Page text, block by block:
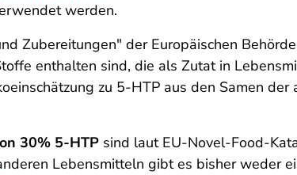
werden.
Zubereitungen" der Europäischen
enthalten sind, die als Zutat in
zu 5-HTP aus den Samen der
30% 5-HTP sind laut EU-Novel-Food-
Lebensmitteln gibt es bisher weder